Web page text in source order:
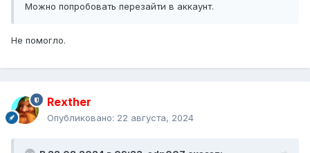
Можно попробовать перезайти в аккаунт.
Не помогло.
Rexther
Опубликовано: 22 августа, 2024